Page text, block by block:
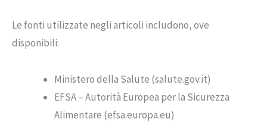
Le fonti utilizzate negli articoli includono, ove
disponibili:
Ministero della Salute (salute.gov.it)
EFSA – Autorità Europea per la Sicurezza
Alimentare (efsa.europa.eu)